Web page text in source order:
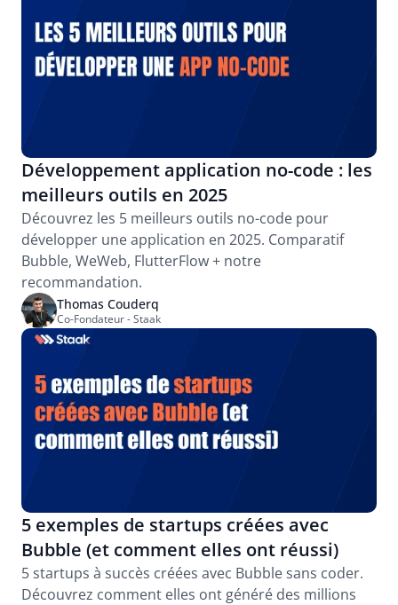
Développement application no-code : les
meilleurs outils en 2025
Découvrez les 5 meilleurs outils no-code pour
développer une application en 2025. Comparatif
Bubble, WeWeb, FlutterFlow + notre
recommandation.
Thomas Couderq
Co-Fondateur - Staak
5 exemples de startups créées avec
Bubble (et comment elles ont réussi)
5 startups à succès créées avec Bubble sans coder.
Découvrez comment elles ont généré des millions